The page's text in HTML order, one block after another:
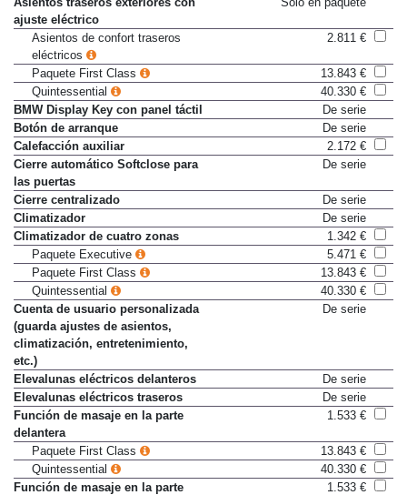
Asientos traseros exteriores con
ajuste eléctrico
Asientos de confort traseros
eléctricos
Paquete First Class
13.843 €
Quintessential
40.330 €
BMW Display Key con panel táctil
De serie
Botón de arranque
De serie
Calefacción auxiliar
2.172 €
Cierre automático Softclose para
las puertas
Cierre centralizado
De serie
Climatizador
De serie
Climatizador de cuatro zonas
1.342 €
Paquete Executive
5.471 €
Paquete First Class
13.843 €
Quintessential
40.330 €
Cuenta de usuario personalizada
(guarda ajustes de asientos,
climatización, entretenimiento,
etc.)
Elevalunas eléctricos delanteros
De serie
Elevalunas eléctricos traseros
De serie
Función de masaje en la parte
delantera
Paquete First Class
13.843 €
Quintessential
40.330 €